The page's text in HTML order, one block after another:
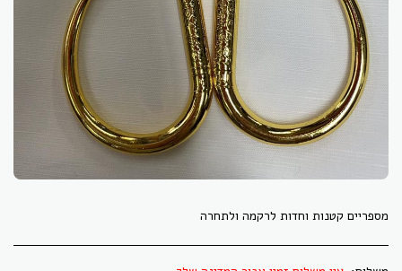
מספריים קטנות וחדות לרקמה ולתחרה